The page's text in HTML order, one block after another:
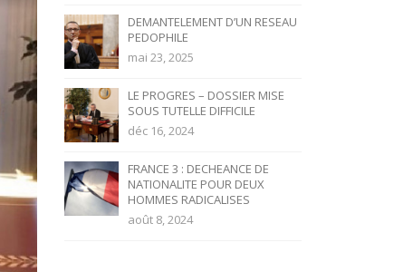
DEMANTELEMENT D’UN RESEAU
PEDOPHILE
mai 23, 2025
LE PROGRES – DOSSIER MISE
SOUS TUTELLE DIFFICILE
déc 16, 2024
FRANCE 3 : DECHEANCE DE
NATIONALITE POUR DEUX
HOMMES RADICALISES
août 8, 2024